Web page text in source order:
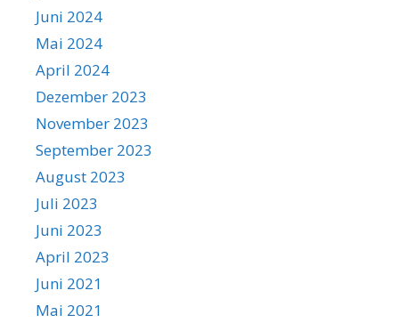
Juni 2024
Mai 2024
April 2024
Dezember 2023
November 2023
September 2023
August 2023
Juli 2023
Juni 2023
April 2023
Juni 2021
Mai 2021